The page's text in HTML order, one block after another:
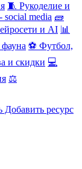
🧵 Рукоделие и
social media 🧱
и AI 📊
⚽ Футбол,
и скидки 💻
⚖️
Добавить ресурс